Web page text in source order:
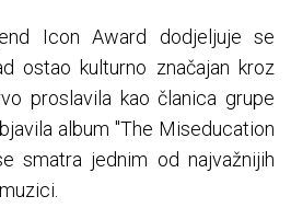
Icon Award dodjeljuje se
ostao kulturno značajan kroz
proslavila kao članica grupe
album "The Miseducation
smatra jednim od najvažnijih